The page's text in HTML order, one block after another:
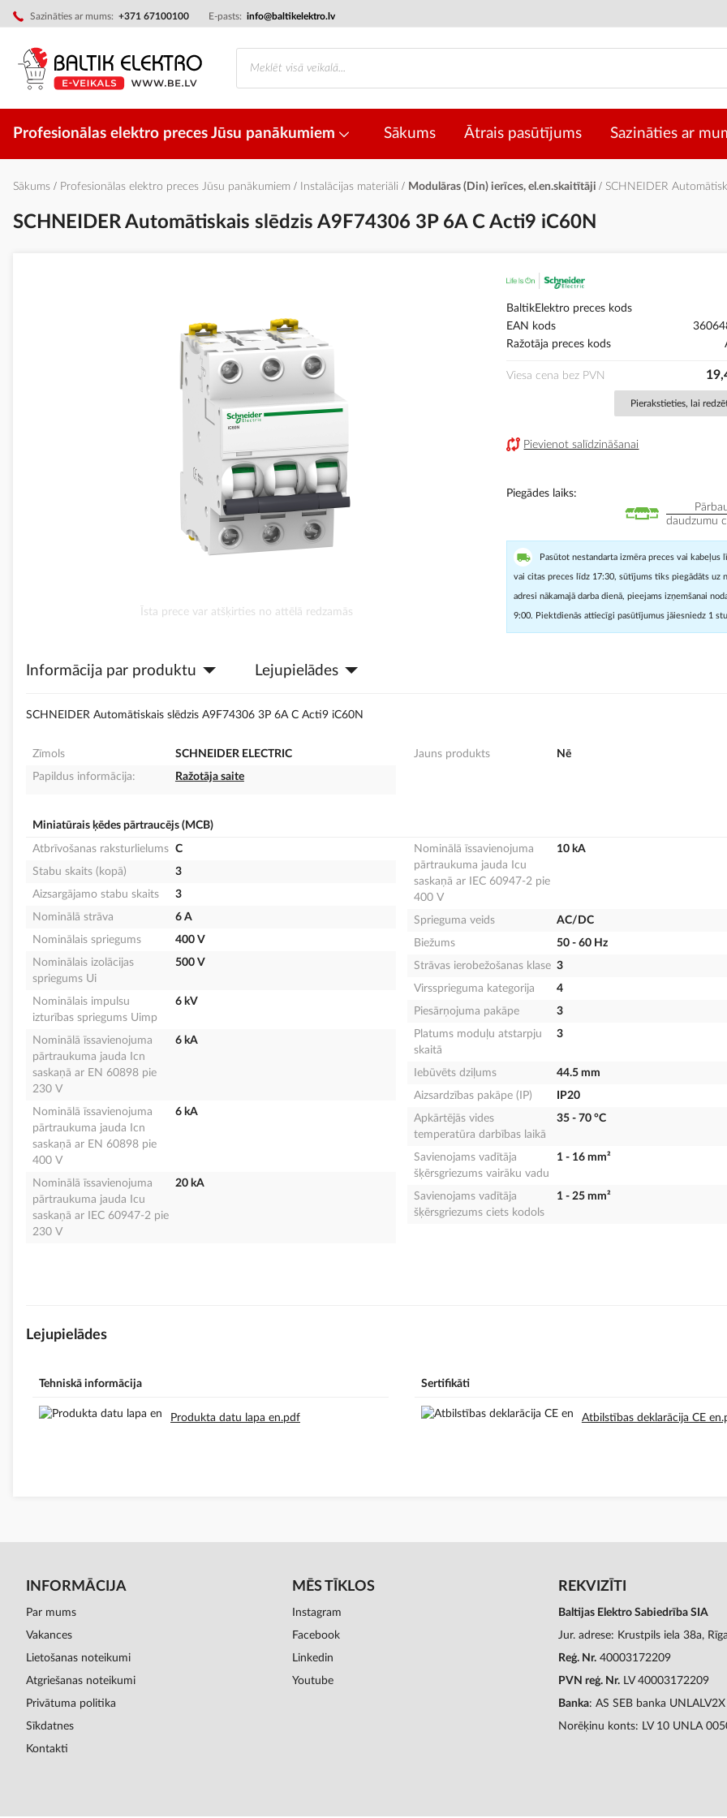
Sazināties ar mums: +371 67100100 E-pasts: info@baltikelektro.lv
Skip
to
Content
Profesionālas elektro preces Jūsu panākumiem Sākums Ātrais pasūtījums Sazināties ar
Sākums Profesionālas elektro preces Jūsu panākumiem Instalācijas materiāli Modulāras (Din) ierīces, el.en.skaitītāji SCHNEIDER
SCHNEIDER Automātiskais slēdzis A9F74306 3P 6A C Acti9 iC60N
Īsta prece var atšķirties no attēlā redzamās
BaltikElektro preces kods
EAN kods
Ražotāja preces kods
Viesa cena bez PVN
Pierakstieties, lai
Pievienot salīdzināšanai
Piegādes laiks
daudzumu
Pasūtot nestandarta izmēra preces vai kabeļus
vai citas preces līdz 17:30, sūtījums tiks piegādāts uz
adresi nākamajā darba dienā, pieejams izņemšanai
9:00. Piektdienās attiecīgi pasūtījumus jāiesniedz 1
Informācija par produktu Lejupielādes
SCHNEIDER Automātiskais slēdzis A9F74306 3P 6A C Acti9 iC60N
Zīmols
SCHNEIDER ELECTRIC
Papildus informācija:
Ražotāja saite
Jauns produkts Nē
Miniatūrais ķēdes pārtraucējs (MCB)
Atbrīvošanas raksturlielums C
Stabu skaits (kopā)
3
Aizsargājamo stabu skaits
3
Nominālā strāva
6 A
Nominālais spriegums
400 V
Nominālais izolācijas
spriegums Ui
500 V
Nominālais impulsu
izturības spriegums Uimp
6 kV
Nominālā īssavienojuma
pārtraukuma jauda Icn
saskaņā ar EN 60898 pie
230 V
6 kA
Nominālā īssavienojuma
pārtraukuma jauda Icn
saskaņā ar EN 60898 pie
400 V
6 kA
Nominālā īssavienojuma
pārtraukuma jauda Icu
saskaņā ar IEC 60947-2 pie
230 V
20 kA
Nominālā īssavienojuma
pārtraukuma jauda Icu
saskaņā ar IEC 60947-2 pie
400 V
10 kA
Sprieguma veids
AC/DC
Biežums
50 - 60 Hz
Strāvas ierobežošanas klase 3
Virssprieguma kategorija
4
Piesārņojuma pakāpe
3
Platums moduļu atstarpju
skaitā
3
Iebūvēts dziļums
44.5 mm
Aizsardzības pakāpe (IP)
IP20
Apkārtējās vides
temperatūra darbības laikā
35 - 70 °C
Savienojams vadītāja
šķērsgriezums vairāku vadu
1 - 16 mm²
Savienojams vadītāja
šķērsgriezums ciets kodols
1 - 25 mm²
Lejupielādes
Tehniskā informācija
Produkta datu lapa en.pdf
Sertifikāti
Atbilstības deklarācija CE
INFORMĀCIJA
Par mums
Vakances
Lietošanas noteikumi
Atgriešanas noteikumi
Privātuma politika
Sīkdatnes
Kontakti
MĒS TĪKLOS
Instagram
Facebook
Linkedin
Youtube
REKVIZĪTI
Baltijas Elektro Sabiedrība SIA
Jur. adrese: Krustpils iela 38a,
Reģ. Nr. 40003172209
PVN reģ. Nr. LV 40003172209
Banka: AS SEB banka UNLALV2X
Norēķinu konts: LV 10 UNLA